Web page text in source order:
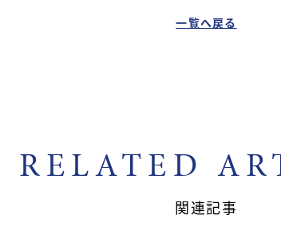
一覧へ戻る
RELATED
関連記事